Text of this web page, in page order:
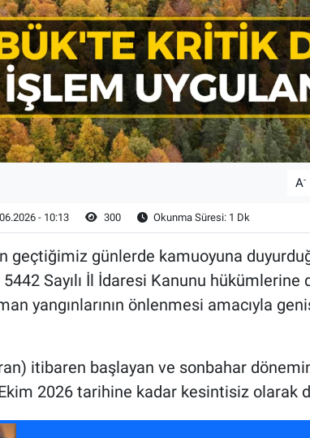
A-
- 10:13 300 Okunma Süresi: 1 Dk
geçtiğimiz günlerde kamuoyuna
Sayılı İl İdaresi Kanunu hükümlerine
yangınlarının önlenmesi amacıyla
itibaren başlayan ve sonbahar
2026 tarihine kadar kesintisiz olarak